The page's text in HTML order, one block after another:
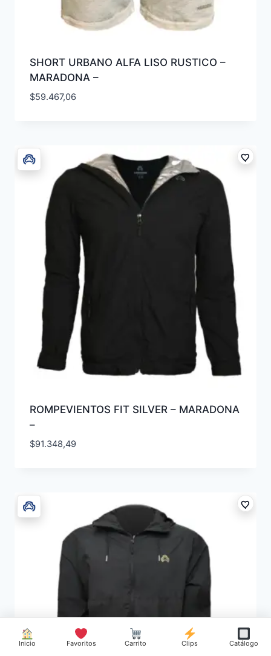
SHORT URBANO ALFA LISO RUSTICO –
MARADONA –
$59.467,06
ROMPEVIENTOS FIT SILVER – MARADONA
–
$91.348,49
Inicio Favoritos Carrito Clips Catálogo